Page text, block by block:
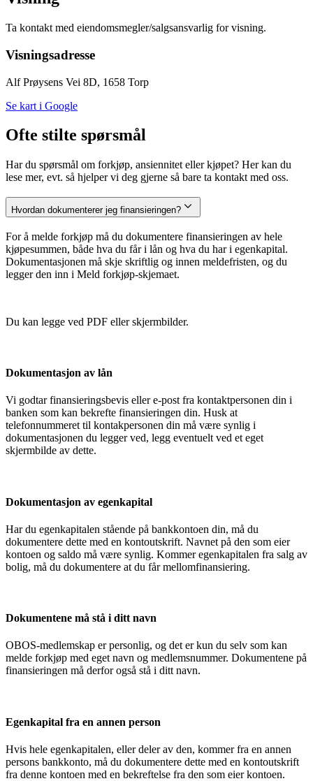
Ta kontakt med eiendomsmegler/salgsansvarlig for visning.
Visningsadresse
Alf Prøysens Vei 8D, 1658 Torp
Se kart i Google
Ofte stilte spørsmål
Har du spørsmål om forkjøp, ansiennitet eller kjøpet? Her kan du
lese mer, evt. så hjelper vi deg gjerne så bare ta kontakt med oss.
Hvordan dokumenterer jeg finansieringen?
For å melde forkjøp må du dokumentere finansieringen av hele
kjøpesummen, både hva du får i lån og hva du har i egenkapital.
Dokumentasjonen må skje skriftlig og innen meldefristen, og du
legger den inn i Meld forkjøp-skjemaet.
Du kan legge ved PDF eller skjermbilder.
Dokumentasjon av lån
Vi godtar finansieringsbevis eller e-post fra kontaktpersonen din i
banken som kan bekrefte finansieringen din. Husk at
telefonnummeret til kontakpersonen din må være synlig i
dokumentasjonen du legger ved, legg eventuelt ved et eget
skjermbilde av dette.
Dokumentasjon av egenkapital
Har du egenkapitalen stående på bankkontoen din, må du
dokumentere dette med en kontoutskrift. Navnet på den som eier
kontoen og saldo må være synlig. Kommer egenkapitalen fra salg av
bolig, må du dokumentere at du får mellomfinansiering.
Dokumentene må stå i ditt navn
OBOS-medlemskap er personlig, og det er kun du selv som kan
melde forkjøp med eget navn og medlemsnummer. Dokumentene på
finansieringen må derfor også stå i ditt navn.
Egenkapital fra en annen person
Hvis hele egenkapitalen, eller deler av den, kommer fra en annen
persons bankkonto, må du dokumentere dette med en kontoutskrift
fra denne kontoen med en bekreftelse fra den som eier kontoen.